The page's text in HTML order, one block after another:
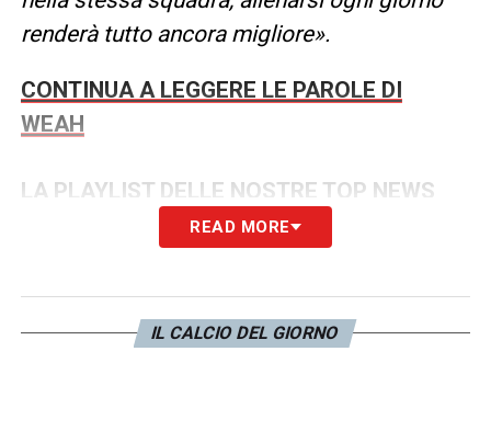
renderà tutto ancora migliore».
CONTINUA A LEGGERE LE PAROLE DI
WEAH
LA PLAYLIST DELLE NOSTRE TOP NEWS
READ MORE
IL CALCIO DEL GIORNO